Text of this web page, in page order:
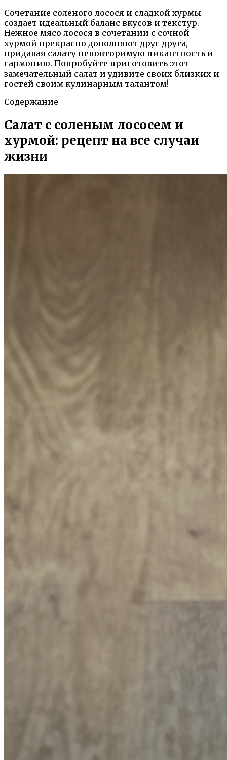
Сочетание соленого лосося и сладкой хурмы
создает идеальный баланс вкусов и текстур.
Нежное мясо лосося в сочетании с сочной
хурмой прекрасно дополняют друг друга,
придавая салату неповторимую пикантность и
гармонию. Попробуйте приготовить этот
замечательный салат и удивите своих близких и
гостей своим кулинарным талантом!
Содержание
Салат с соленым лососем и
хурмой: рецепт на все случаи
жизни